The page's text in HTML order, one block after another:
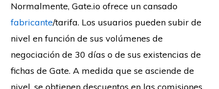
Normalmente, Gate.io ofrece un cansado
fabricante/tarifa. Los usuarios pueden subir de
nivel en función de sus volúmenes de
negociación de 30 días o de sus existencias de
fichas de Gate. A medida que se asciende de